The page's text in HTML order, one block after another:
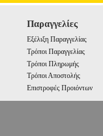
Παραγγελίες
Εξέλιξη Παραγγελίας
Τρόποι Παραγγελίας
Τρόποι Πληρωμής
Τρόποι Αποστολής
Επιστροφές Προιόντων